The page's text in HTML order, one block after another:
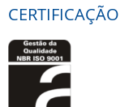
CERTIFICAÇÃO